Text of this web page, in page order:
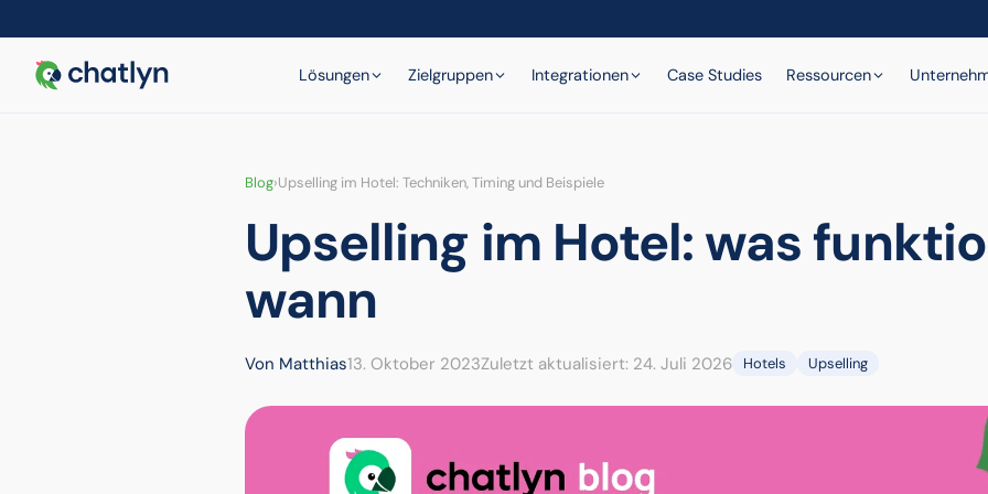
Lösungen Zielgruppen Integrationen Case Studies Ressourcen
Blog›Upselling im Hotel: Techniken, Timing und Beispiele
Upselling im Hotel: was
wann
Von Matthias13. Oktober 2023Zuletzt aktualisiert: 24. Juli 2026 Hotels Upselling